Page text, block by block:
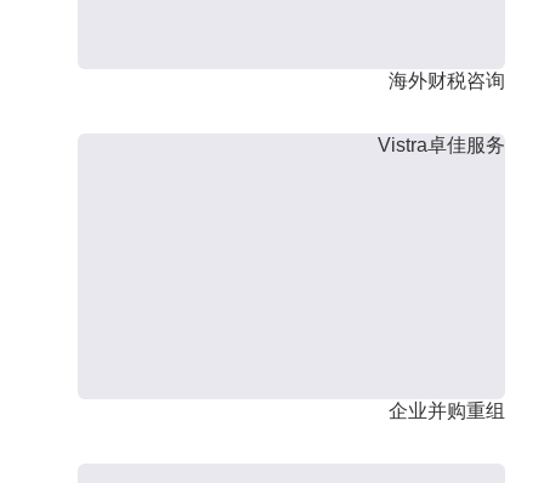
海外财税咨询
Vistra卓佳服务
企业并购重组